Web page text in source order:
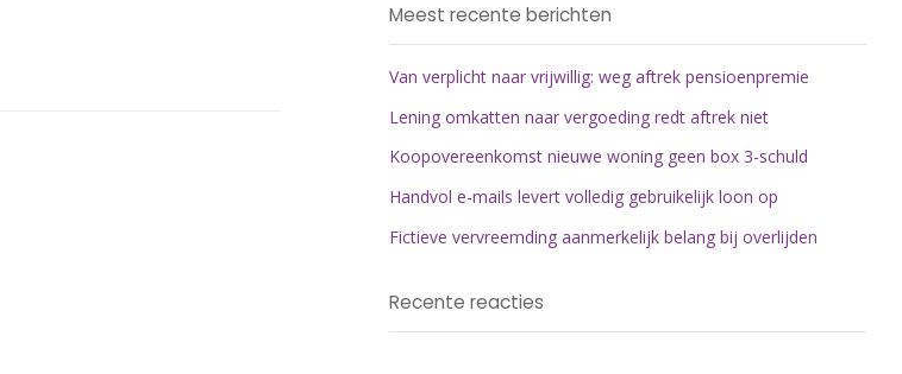
Meest recente berichten
Van verplicht naar vrijwillig: weg aftrek pensioenpremie
Lening omkatten naar vergoeding redt aftrek niet
Koopovereenkomst nieuwe woning geen box 3-schuld
Handvol e-mails levert volledig gebruikelijk loon op
Fictieve vervreemding aanmerkelijk belang bij overlijden
Recente reacties